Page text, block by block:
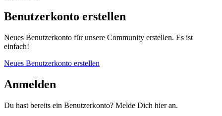
Benutzerkonto erstellen
Neues Benutzerkonto für unsere Community erstellen. Es ist
einfach!
Neues Benutzerkonto erstellen
Anmelden
Du hast bereits ein Benutzerkonto? Melde Dich hier an.